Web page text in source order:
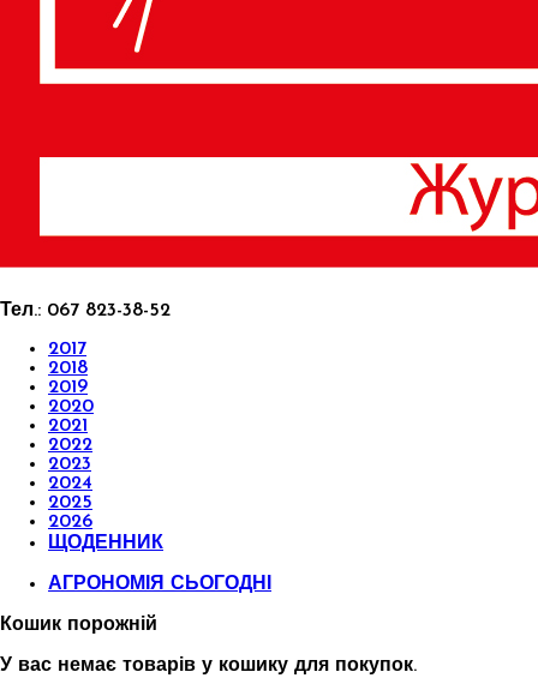
Тел.: 067 823-38-52
2017
2018
2019
2020
2021
2022
2023
2024
2025
2026
ЩОДЕННИК
АГРОНОМІЯ СЬОГОДНІ
Кошик порожній
У вас немає товарів у кошику для покупок.